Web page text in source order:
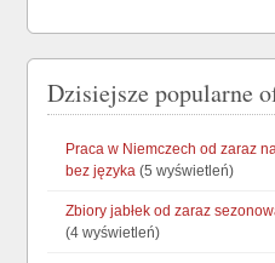
Dzisiejsze popularne
Praca w Niemczech od zaraz
bez języka (5 wyświetleń)
Zbiory jabłek od zaraz
(4 wyświetleń)